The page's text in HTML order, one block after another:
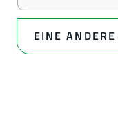
EINE